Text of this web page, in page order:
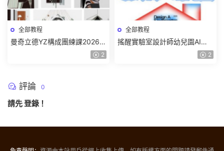
全部教程
曼奇立德YZ構成團練課2026年
8月已結課【畫質高清有課件】
2
全部教程
搖醒實驗室設計師幼兒園AI軟
件基礎課2025【畫質不錯有素
2
評論 0
請先登錄 ！